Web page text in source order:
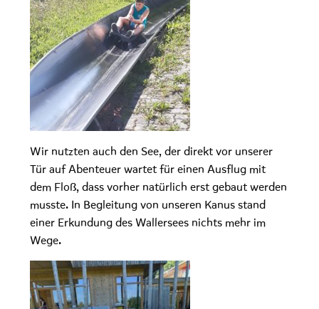
Wir nutzten auch den See, der direkt vor unserer
Tür auf Abenteuer wartet für einen Ausflug mit
dem Floß, dass vorher natürlich erst gebaut werden
musste. In Begleitung von unseren Kanus stand
einer Erkundung des Wallersees nichts mehr im
Wege.